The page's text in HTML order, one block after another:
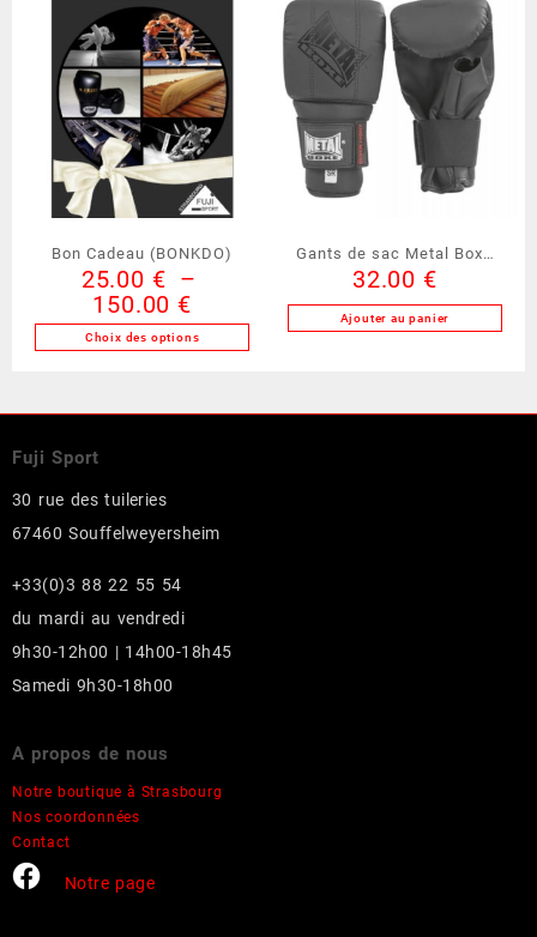
a
plusieurs
variations.
Les
options
peuvent
être
choisies
page
du
produit
Bon Cadeau (BONKDO)
25.00 € –
150.00 €Plage
de
prix :
Choix des options
a
peuvent
choisies
sur
du
Gants de sac Metal Boxe
(MB201N)
32.00 €
Ajouter au panier
Fuji Sport
30 rue des tuileries
67460 Souffelweyersheim
+33(0)3 88 22 55 54
du mardi au vendredi
9h30-12h00 | 14h00-18h45
Samedi 9h30-18h00
A propos de nous
Notre boutique à Strasbourg
Nos coordonnées
Contact
Notre page